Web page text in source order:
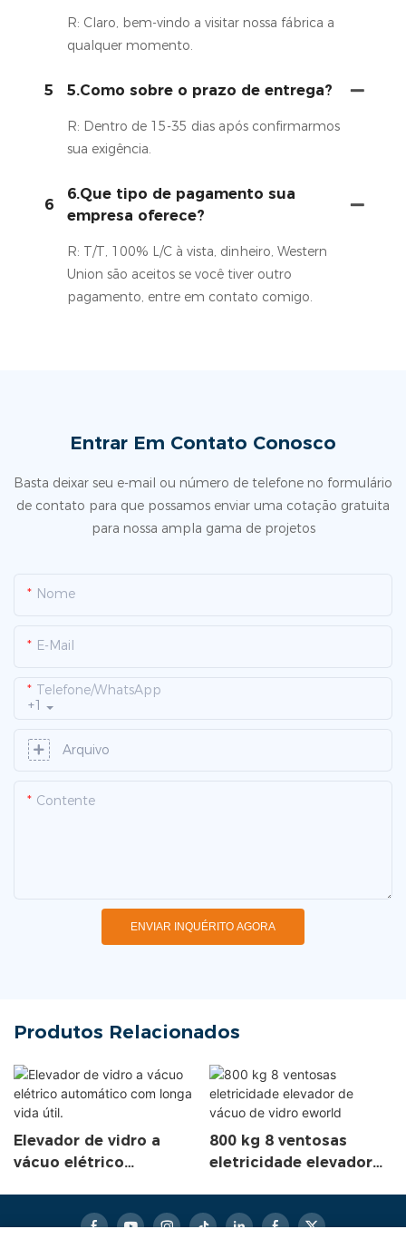
R: Claro, bem-vindo a visitar nossa fábrica a
qualquer momento.
5 5.Como sobre o prazo de entrega?
R: Dentro de 15-35 dias após confirmarmos
sua exigência.
6
6.Que tipo de pagamento sua
empresa oferece?
R: T/T, 100% L/C à vista, dinheiro, Western
Union são aceitos se você tiver outro
pagamento, entre em contato comigo.
Entrar Em Contato Conosco
Basta deixar seu e-mail ou número de telefone no formulário
de contato para que possamos enviar uma cotação gratuita
para nossa ampla gama de projetos
Nome
E-Mail
+1
Telefone/WhatsApp
Arquivo
Contente
ENVIAR INQUÉRITO AGORA
Produtos Relacionados
Elevador de vidro a
vácuo elétrico
800 kg 8 ventosas
eletricidade elevador